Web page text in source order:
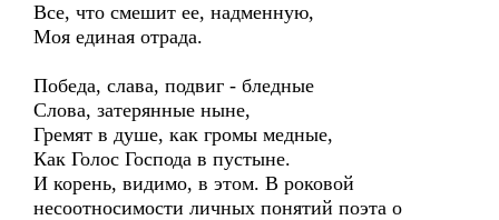
Все, что смешит ее, надменную,
Моя единая отрада.
Победа, слава, подвиг - бледные
Слова, затерянные ныне,
Гремят в душе, как громы медные,
Как Голос Господа в пустыне.
И корень, видимо, в этом. В роковой
несоотносимости личных понятий поэта о